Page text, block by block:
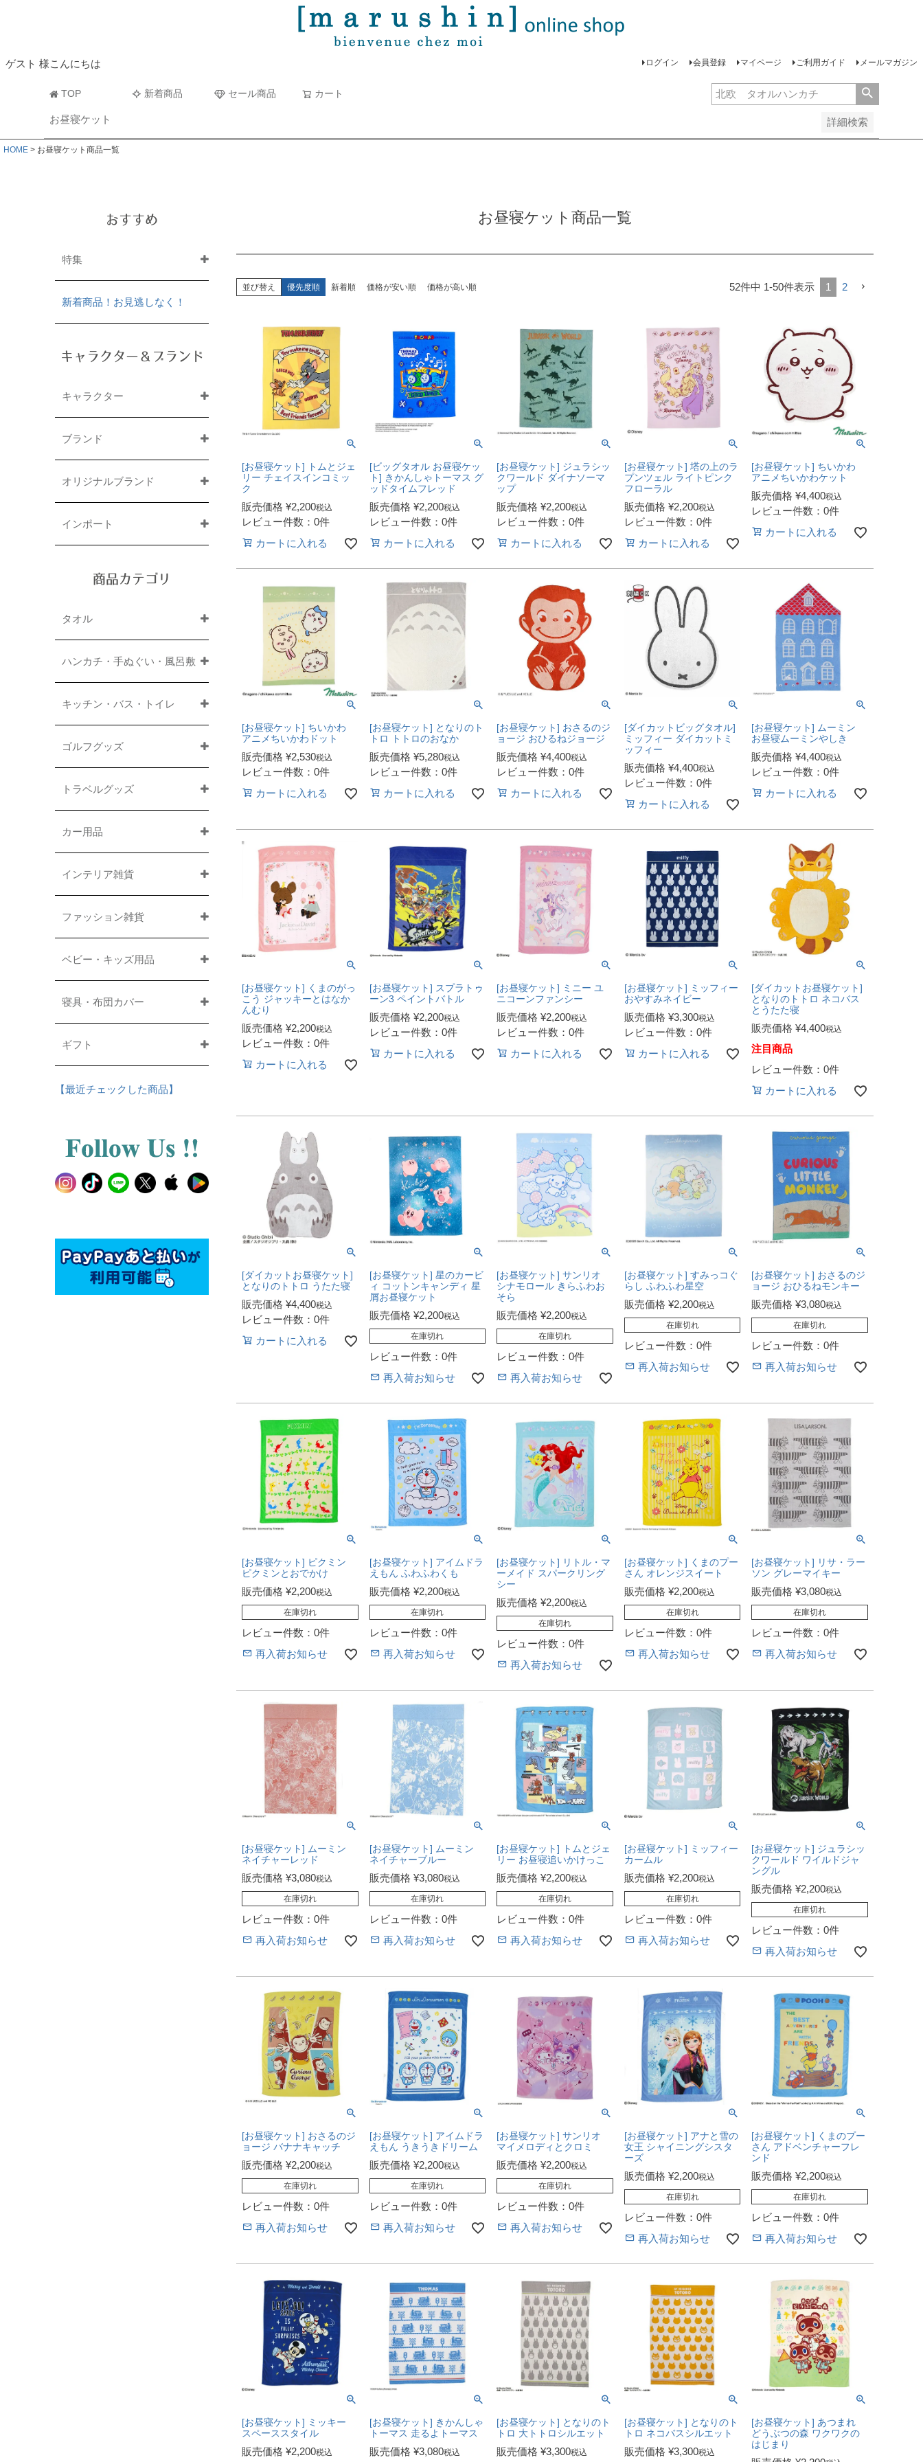
ゲスト 様こんにちは ログイン 会員登録 マイページ ご利用ガイド メールマガジン
TOP 新着商品 セール商品 カート
お昼寝ケット 詳細検索
マフラータオル
並び順
新着順
古い順 価格が安い順
HOME お昼寝ケット商品一覧
おすすめ
特集
新着商品！お見逃しなく！
キャラクター＆ブランド
キャラクター
ブランド
オリジナルブランド
インポート
商品カテゴリ
タオル
ハンカチ・手ぬぐい・風呂敷
キッチン・バス・トイレ
ゴルフグッズ
トラベルグッズ
カー用品
インテリア雑貨
ファッション雑貨
ベビー・キッズ用品
寝具・布団カバー
ギフト
【最近チェックした商品】
お昼寝ケット商品一覧
並び替え 優先度順 新着順 価格が安い順 価格が高い順 52件中 1-50件表示 1 2
[お昼寝ケット] トムとジェ
リー チェイスインコミッ
ク
販売価格 ¥2,200税込
レビュー件数：0件
カートに入れる
[ビッグタオル お昼寝ケッ
ト] きかんしゃトーマス グ
ッドタイムフレッド
販売価格 ¥2,200税込
レビュー件数：0件
カートに入れる
[お昼寝ケット] ジュラシッ
クワールド ダイナソーマ
ップ
販売価格 ¥2,200税込
レビュー件数：0件
カートに入れる
[お昼寝ケット] 塔の上のラ
プンツェル ライトピンク
フローラル
販売価格 ¥2,200税込
レビュー件数：0件
カートに入れる
[お昼寝ケット] ちいかわ
アニメちいかわケット
販売価格 ¥4,400税込
レビュー件数：0件
カートに入れる
[お昼寝ケット] ちいかわ
アニメちいかわドット
販売価格 ¥2,530税込
レビュー件数：0件
カートに入れる
[お昼寝ケット] となりのト
トロ トトロのおなか
販売価格 ¥5,280税込
レビュー件数：0件
カートに入れる
[お昼寝ケット] おさるのジ
ョージ おひるねジョージ
販売価格 ¥4,400税込
レビュー件数：0件
カートに入れる
[ダイカットビッグタオル]
ミッフィー ダイカットミ
ッフィー
販売価格 ¥4,400税込
レビュー件数：0件
カートに入れる
[お昼寝ケット] ムーミン
お昼寝ムーミンやしき
販売価格 ¥4,400税込
レビュー件数：0件
カートに入れる
[お昼寝ケット] くまのがっ
こう ジャッキーとはなか
んむり
販売価格 ¥2,200税込
レビュー件数：0件
カートに入れる
[お昼寝ケット] スプラトゥ
ーン3 ペイントバトル
販売価格 ¥2,200税込
レビュー件数：0件
カートに入れる
[お昼寝ケット] ミニー ユ
ニコーンファンシー
販売価格 ¥2,200税込
レビュー件数：0件
カートに入れる
[お昼寝ケット] ミッフィー
おやすみネイビー
販売価格 ¥3,300税込
レビュー件数：0件
カートに入れる
[ダイカットお昼寝ケット]
となりのトトロ ネコバス
とうたた寝
販売価格 ¥4,400税込
注目商品
レビュー件数：0件
カートに入れる
[ダイカットお昼寝ケット]
となりのトトロ うたた寝
販売価格 ¥4,400税込
レビュー件数：0件
カートに入れる
[お昼寝ケット] 星のカービ
ィ コットンキャンディ 星
屑お昼寝ケット
販売価格 ¥2,200税込
在庫切れ
レビュー件数：0件
再入荷お知らせ
[お昼寝ケット] サンリオ
シナモロール きらふわお
そら
販売価格 ¥2,200税込
在庫切れ
レビュー件数：0件
再入荷お知らせ
[お昼寝ケット] すみっコぐ
らし ふわふわ星空
販売価格 ¥2,200税込
在庫切れ
レビュー件数：0件
再入荷お知らせ
[お昼寝ケット] おさるのジ
ョージ おひるねモンキー
販売価格 ¥3,080税込
在庫切れ
レビュー件数：0件
再入荷お知らせ
[お昼寝ケット] ピクミン
ピクミンとおでかけ
販売価格 ¥2,200税込
在庫切れ
レビュー件数：0件
再入荷お知らせ
[お昼寝ケット] アイムドラ
えもん ふわふわくも
販売価格 ¥2,200税込
在庫切れ
レビュー件数：0件
再入荷お知らせ
[お昼寝ケット] リトル・マ
ーメイド スパークリング
シー
販売価格 ¥2,200税込
在庫切れ
レビュー件数：0件
再入荷お知らせ
[お昼寝ケット] くまのプー
さん オレンジスイート
販売価格 ¥2,200税込
在庫切れ
レビュー件数：0件
再入荷お知らせ
[お昼寝ケット] リサ・ラー
ソン グレーマイキー
販売価格 ¥3,080税込
在庫切れ
レビュー件数：0件
再入荷お知らせ
[お昼寝ケット] ムーミン
ネイチャーレッド
販売価格 ¥3,080税込
在庫切れ
レビュー件数：0件
再入荷お知らせ
[お昼寝ケット] ムーミン
ネイチャーブルー
販売価格 ¥3,080税込
在庫切れ
レビュー件数：0件
再入荷お知らせ
[お昼寝ケット] トムとジェ
リー お昼寝追いかけっこ
販売価格 ¥2,200税込
在庫切れ
レビュー件数：0件
再入荷お知らせ
[お昼寝ケット] ミッフィー
カームル
販売価格 ¥2,200税込
在庫切れ
レビュー件数：0件
再入荷お知らせ
[お昼寝ケット] ジュラシッ
クワールド ワイルドジャ
ングル
販売価格 ¥2,200税込
在庫切れ
レビュー件数：0件
再入荷お知らせ
[お昼寝ケット] おさるのジ
ョージ バナナキャッチ
販売価格 ¥2,200税込
在庫切れ
レビュー件数：0件
再入荷お知らせ
[お昼寝ケット] アイムドラ
えもん うきうきドリーム
販売価格 ¥2,200税込
在庫切れ
レビュー件数：0件
再入荷お知らせ
[お昼寝ケット] サンリオ
マイメロディとクロミ
販売価格 ¥2,200税込
在庫切れ
レビュー件数：0件
再入荷お知らせ
[お昼寝ケット] アナと雪の
女王 シャイニングシスタ
ーズ
販売価格 ¥2,200税込
在庫切れ
レビュー件数：0件
再入荷お知らせ
[お昼寝ケット] くまのプー
さん アドベンチャーフレ
ンド
販売価格 ¥2,200税込
在庫切れ
レビュー件数：0件
再入荷お知らせ
[お昼寝ケット] ミッキー
スペーススタイル
販売価格 ¥2,200税込
[お昼寝ケット] きかんしゃ
トーマス 走るよトーマス
販売価格 ¥3,080税込
[お昼寝ケット] となりのト
トロ 大トトロシルエット
販売価格 ¥3,300税込
[お昼寝ケット] となりのト
トロ ネコバスシルエット
販売価格 ¥3,300税込
[お昼寝ケット] あつまれ
どうぶつの森 ワクワクの
はじまり